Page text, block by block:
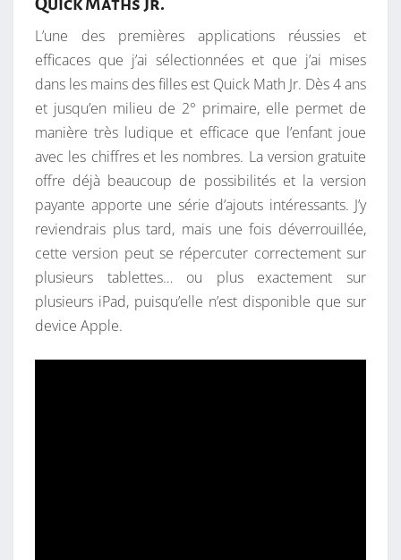
L’une des premières applications réussies et
efficaces que j’ai sélectionnées et que j’ai mises
dans les mains des filles est Quick Math Jr. Dès 4 ans
et jusqu’en milieu de 2° primaire, elle permet de
manière très ludique et efficace que l’enfant joue
avec les chiffres et les nombres. La version gratuite
offre déjà beaucoup de possibilités et la version
payante apporte une série d’ajouts intéressants. J’y
reviendrais plus tard, mais une fois déverrouillée,
cette version peut se répercuter correctement sur
plusieurs tablettes… ou plus exactement sur
plusieurs iPad, puisqu’elle n’est disponible que sur
device Apple.